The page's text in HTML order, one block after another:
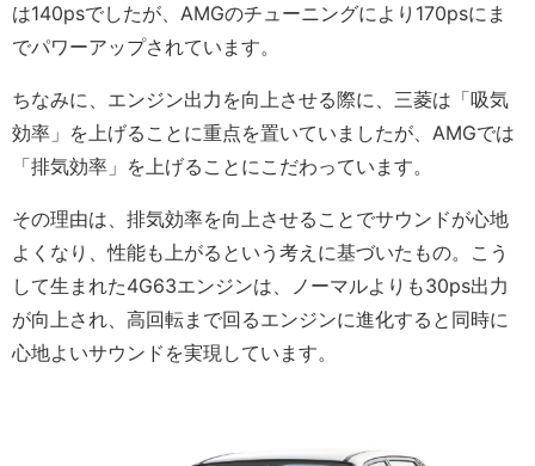
は140psでしたが、AMGのチューニングにより170psにま
でパワーアップされています。
ちなみに、エンジン出力を向上させる際に、三菱は「吸気
効率」を上げることに重点を置いていましたが、AMGでは
「排気効率」を上げることにこだわっています。
その理由は、排気効率を向上させることでサウンドが心地
よくなり、性能も上がるという考えに基づいたもの。こう
して生まれた4G63エンジンは、ノーマルよりも30ps出力
が向上され、高回転まで回るエンジンに進化すると同時に
心地よいサウンドを実現しています。